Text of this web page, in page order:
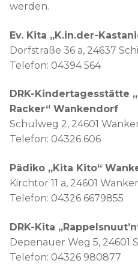
werden.
Ev. Kita „K.in.der-
Dorfstraße 36 a, 24637
Telefon: 04394 564
DRK-Kindertagesstätte
Racker“ Wankendorf
Schulweg 2, 24601
Telefon: 04326 606
Pädiko „Kita Kito“
Kirchtor 11 a, 24601
Telefon: 04326 6679855
DRK-Kita
Depenauer Weg 5, 24601
Telefon: 04326 980877